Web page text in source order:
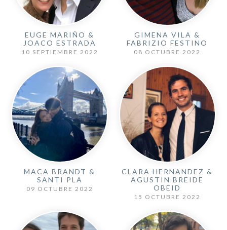
EUGE MARIÑO &
JOACO ESTRADA
10 SEPTIEMBRE 2022
GIMENA VILA &
FABRIZIO FESTINO
08 OCTUBRE 2022
MACA BRANDT &
SANTI PLA
09 OCTUBRE 2022
CLARA HERNANDEZ &
AGUSTIN BREIDE
OBEID
15 OCTUBRE 2022